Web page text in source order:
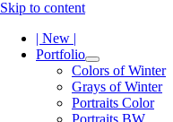
Skip to content
| New |
Portfolio
open
menu
Colors of Winter
Grays of Winter
Portraits Color
Portraits BW